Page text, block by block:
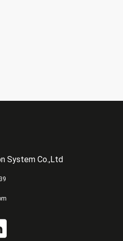
System Co.,Ltd